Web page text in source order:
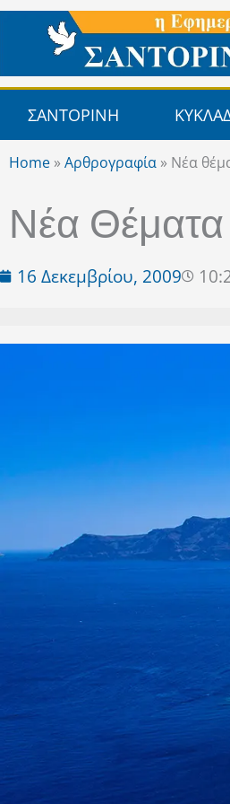
Μετάβαση
περιεχόμενο
ΣΑΝΤΟΡΙΝΗ
Home »Αρθρογραφία » Νέα
Νέα
16 Δεκεμβρίου, 2009